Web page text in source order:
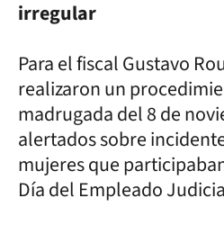
irregular
Para el fiscal Gustavo
realizaron un
madrugada del 8 de
alertados sobre
mujeres que
Día del Empleado